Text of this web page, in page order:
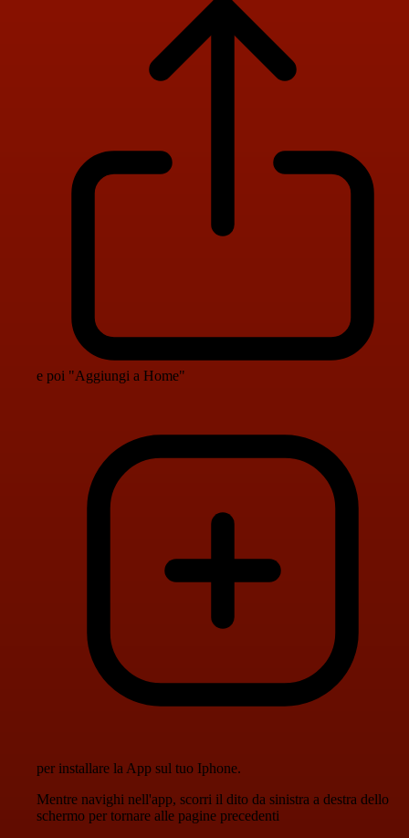
e poi "Aggiungi a Home"
per installare la App sul tuo Iphone.
Mentre navighi nell'app, scorri il dito da sinistra a destra dello
schermo per tornare alle pagine precedenti